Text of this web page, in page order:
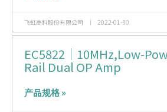
飞虹高科股份有限公司 2022-01-30
EC5822｜10MHz,Low-
Rail Dual OP Amp
产品规格 »